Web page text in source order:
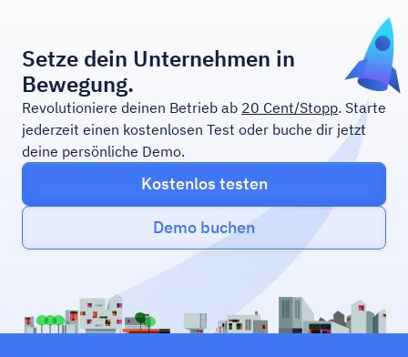
Setze dein Unternehmen in
Bewegung.
Revolutioniere deinen Betrieb ab 20 Cent/Stopp. Starte
jederzeit einen kostenlosen Test oder buche dir jetzt
deine persönliche Demo.
Kostenlos testen
Demo buchen